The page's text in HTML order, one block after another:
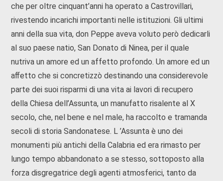
che per oltre cinquant’anni ha operato a Castrovillari,
rivestendo incarichi importanti nelle istituzioni. Gli ultimi
anni della sua vita, don Peppe aveva voluto però dedicarli
al suo paese natio, San Donato di Ninea, per il quale
nutriva un amore ed un affetto profondo. Un amore ed un
aﬀetto che si concretizzò destinando una considerevole
parte dei suoi risparmi di una vita ai lavori di recupero
della Chiesa dell’Assunta, un manufatto risalente al X
secolo, che, nel bene e nel male, ha raccolto e tramanda
secoli di storia Sandonatese. L ’Assunta è uno dei
monumenti più antichi della Calabria ed era rimasto per
lungo tempo abbandonato a se stesso, sottoposto alla
forza disgregatrice degli agenti atmosferici, tanto da